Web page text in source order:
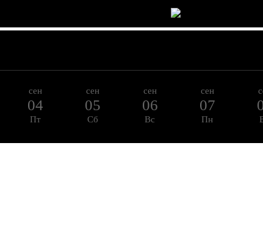
сен
04
Пт
сен
05
Сб
сен
06
Вс
сен
07
Пн